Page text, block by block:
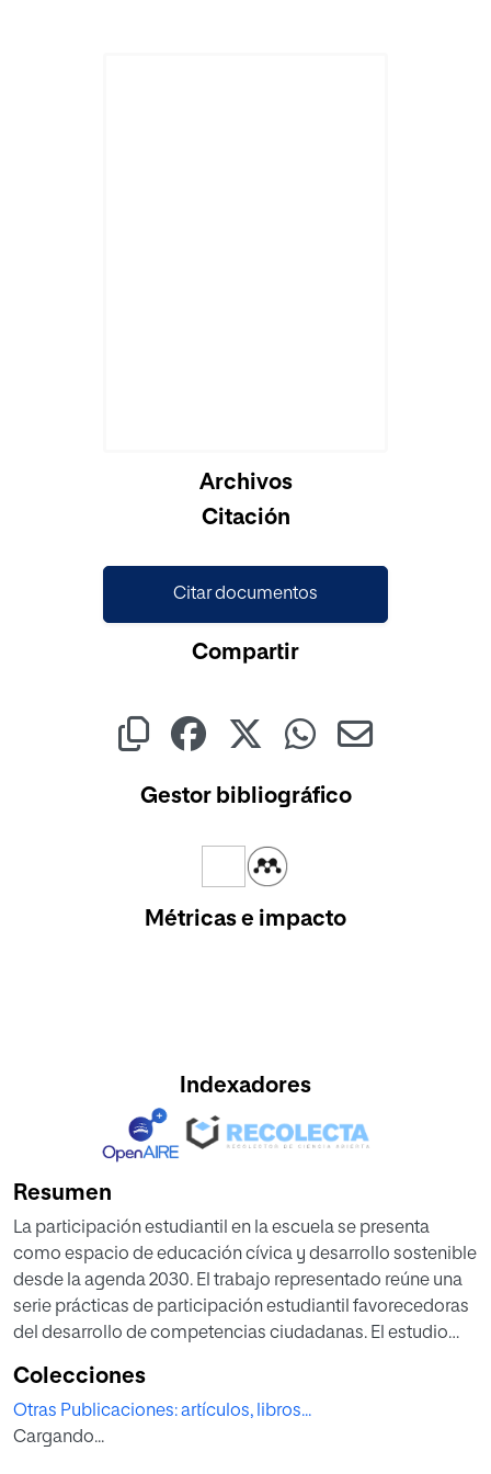
Archivos
Citación
Citar documentos
Compartir
Gestor bibliográfico
Métricas e impacto
Indexadores
Resumen
La participación estudiantil en la escuela se presenta
como espacio de educación cívica y desarrollo sostenible
desde la agenda 2030. El trabajo representado reúne una
serie prácticas de participación estudiantil favorecedoras
del desarrollo de competencias ciudadanas. El estudio
14 docentes procedentes de centros de educación
secundaria, con el objetivo de conocer cómo se desarrolla
la participación estudiantil. Para el análisis de la
Colecciones
Otras Publicaciones: artículos, libros...
Cargando...